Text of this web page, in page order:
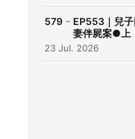
579 - EP553｜兒
妻伴屍案●上
23 Jul. 2026